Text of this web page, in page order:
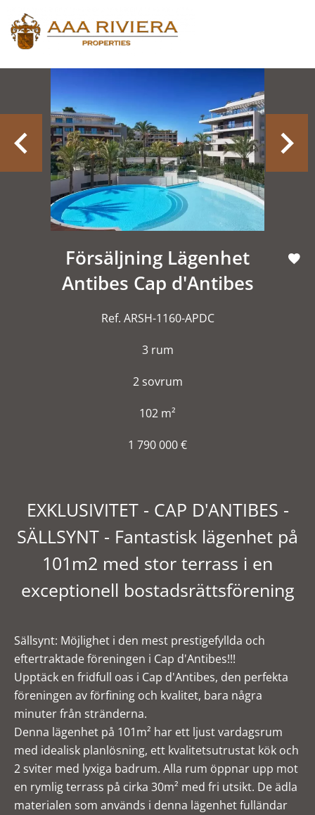
Försäljning Lägenhet
Antibes Cap d'Antibes
Ref. ARSH-1160-APDC
3 rum
2 sovrum
102 m²
1 790 000 €
EXKLUSIVITET - CAP D'ANTIBES -
SÄLLSYNT - Fantastisk lägenhet på
101m2 med stor terrass i en
exceptionell bostadsrättsförening
Sällsynt: Möjlighet i den mest prestigefyllda och
eftertraktade föreningen i Cap d'Antibes!!!
Upptäck en fridfull oas i Cap d'Antibes, den perfekta
föreningen av förfining och kvalitet, bara några
minuter från stränderna.
Denna lägenhet på 101m² har ett ljust vardagsrum
med idealisk planlösning, ett kvalitetsutrustat kök och
2 sviter med lyxiga badrum. Alla rum öppnar upp mot
en rymlig terrass på cirka 30m² med fri utsikt. De ädla
materialen som används i denna lägenhet fulländar